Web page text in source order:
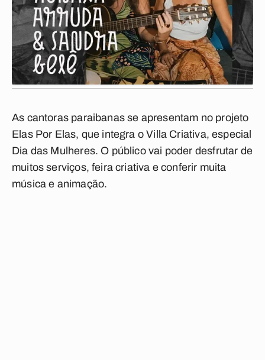
As cantoras paraibanas se apresentam no projeto
Elas Por Elas, que integra o Villa Criativa, especial
Dia das Mulheres. O público vai poder desfrutar de
muitos serviços, feira criativa e conferir muita
música e animação.